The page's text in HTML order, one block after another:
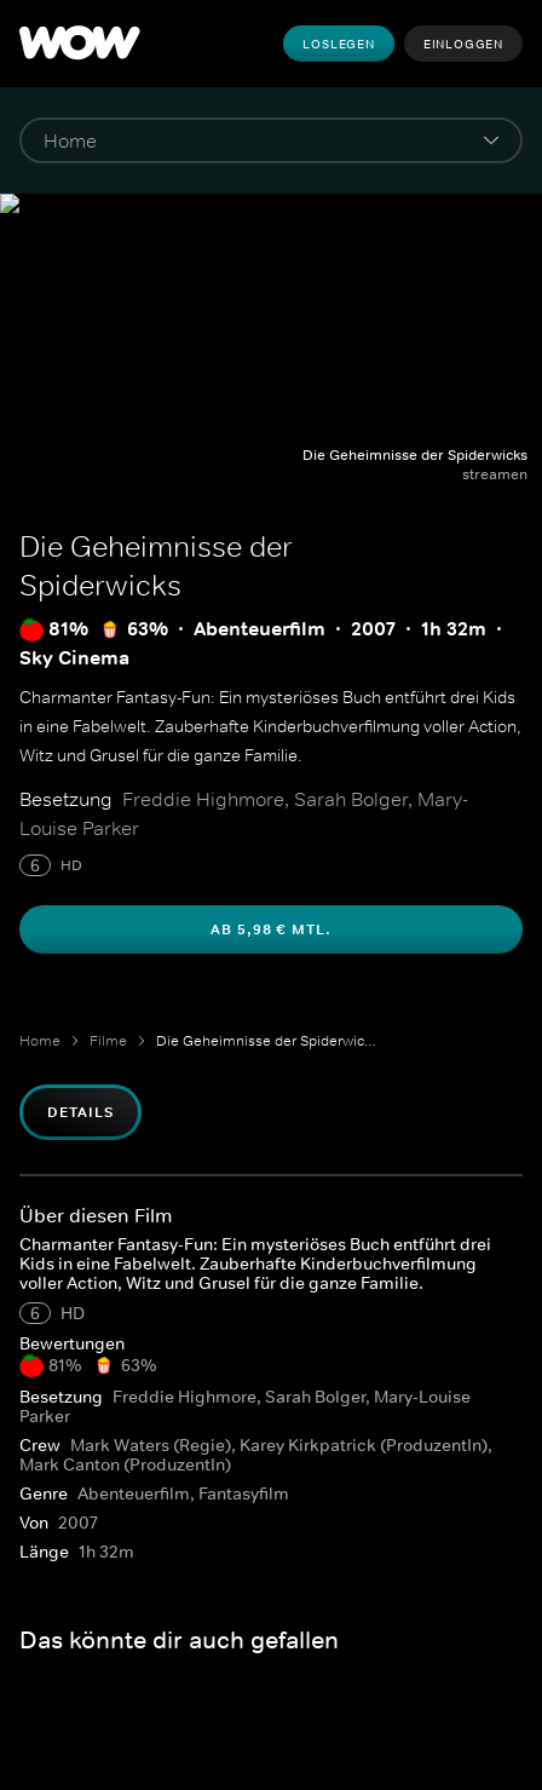
LOSLEGEN EINLOGGEN
Die Geheimnisse der Spiderwicks
streamen
Die Geheimnisse der
Spiderwicks
81% 63% Abenteuerfilm 2007
1h 32m
Sky Cinema
Charmanter Fantasy-Fun: Ein mysteriöses Buch entführt drei Kids
in eine Fabelwelt. Zauberhafte Kinderbuchverfilmung voller Action,
Witz und Grusel für die ganze Familie.
Besetzung Freddie Highmore, Sarah Bolger, Mary-
Louise Parker
6 HD
AB 5,98 € MTL.
Home Filme Die Geheimnisse der Spiderwicks
DETAILS
Über diesen Film
Charmanter Fantasy-Fun: Ein mysteriöses Buch entführt drei
Kids in eine Fabelwelt. Zauberhafte Kinderbuchverfilmung
voller Action, Witz und Grusel für die ganze Familie.
6
HD
Bewertungen
81%
63%
Besetzung Freddie Highmore, Sarah Bolger, Mary-Louise
Parker
Crew Mark Waters (Regie), Karey Kirkpatrick (ProduzentIn),
Mark Canton (ProduzentIn)
Genre Abenteuerfilm, Fantasyfilm
Von 2007
Länge 1h 32m
Das könnte dir auch gefallen